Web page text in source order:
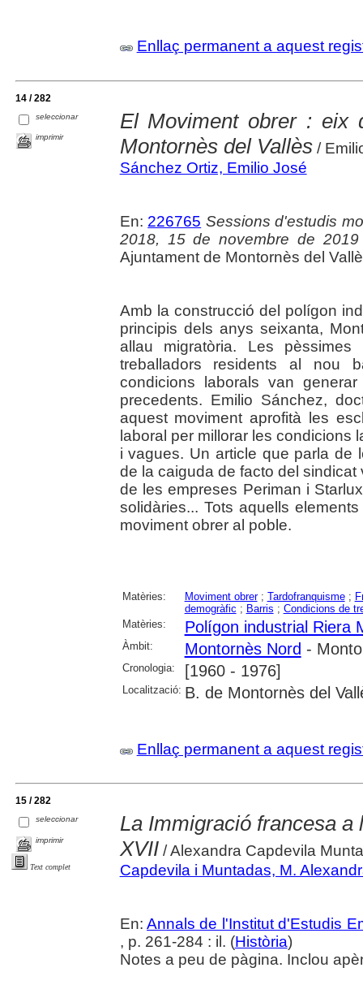
Enllaç permanent a aquest
14 / 282
seleccionar
imprimir
El Moviment obrer : eix
Montornès del Vallès/
Sánchez Ortiz, Emilio José
En: 226765 Sessions d'estudis
2018, 15 de novembre de
Ajuntament de Montornès del
Amb la construcció del polígon
principis dels anys seixanta,
allau migratòria. Les
treballadors residents al nou
condicions laborals van
precedents. Emilio Sánchez,
aquest moviment aprofità les
laboral per millorar les condicions
i vagues. Un article que parla de
de la caiguda de facto del
de les empreses Periman i
solidàries... Tots aquells
moviment obrer al poble.
Matèries: Moviment obrer; Tardofranquisme;
demogràfic ; Barris ; Condicions de
Matèries:
Polígon industrial Riera
Àmbit: Montornès Nord -
Cronologia: [1960 - 1976]
Localització: B. de Montornès del
Enllaç permanent a aquest
15 / 282
seleccionar
imprimir
Text complet
La Immigració francesa
XVII/ Alexandra Capdevila
Capdevila i Muntadas, M.
En:Annals de l'Institut d'Estudis
, p. 261-284 : il. (Història)
Notes a peu de pàgina. Inclou